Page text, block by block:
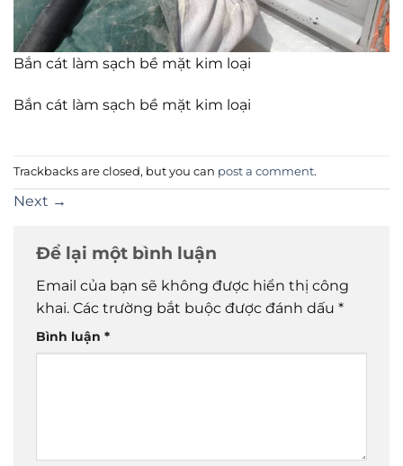
Bắn cát làm sạch bề mặt kim loại
Bắn cát làm sạch bề mặt kim loại
Trackbacks are closed, but you can post a comment.
Next →
Để lại một bình luận
Email của bạn sẽ không được hiển thị công
khai. Các trường bắt buộc được đánh dấu *
Bình luận *